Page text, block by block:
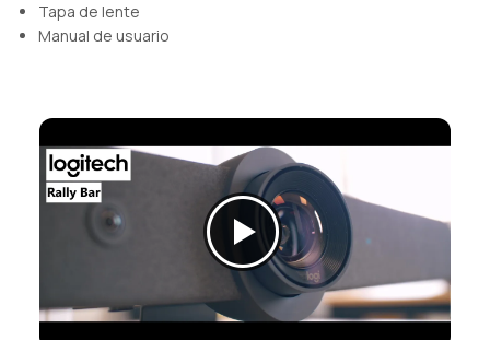
Tapa de lente
Manual de usuario